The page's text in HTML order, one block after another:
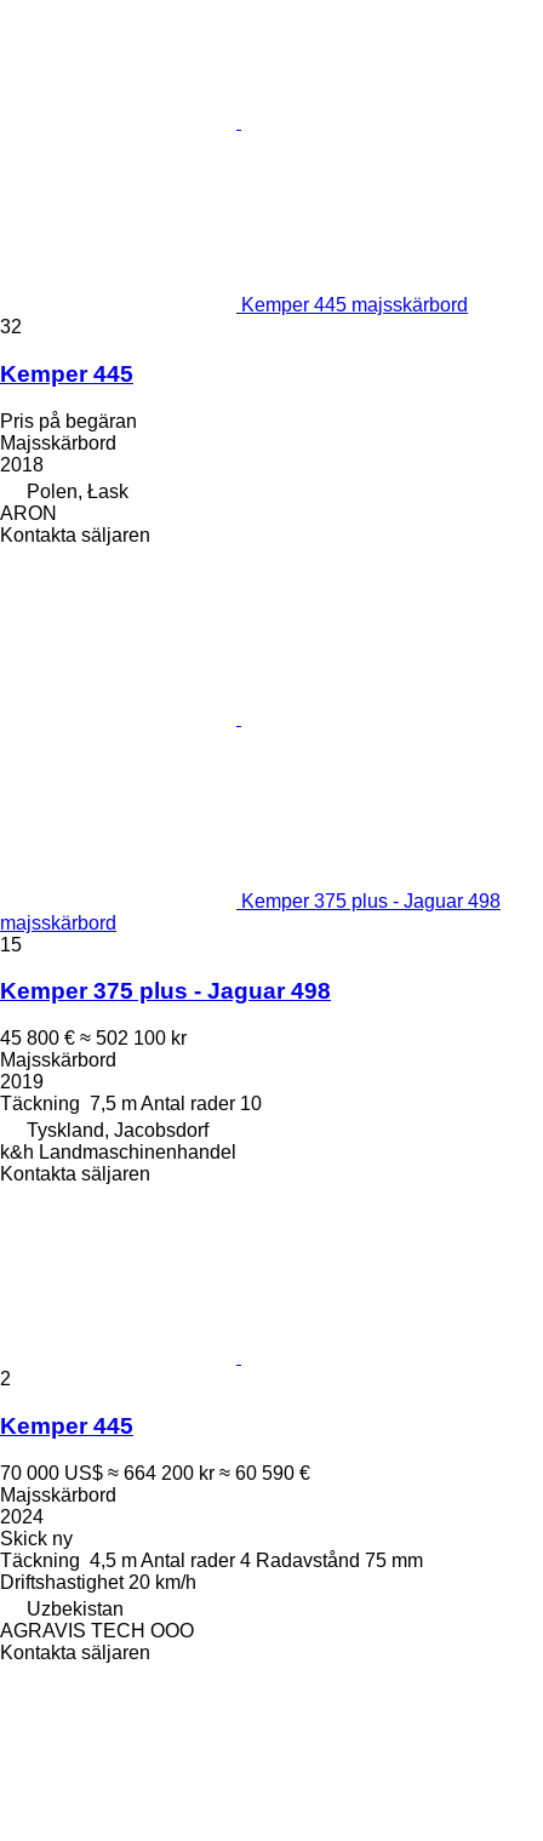
Kemper 445 majsskärbord
32
Kemper 445
Pris på begäran
Majsskärbord
2018
Polen, Łask
ARON
Kontakta säljaren
Kemper 375 plus - Jaguar 498
majsskärbord
15
Kemper 375 plus - Jaguar 498
45 800 € ≈ 502 100 kr
Majsskärbord
2019
Täckning 7,5 mAntal rader 10
Tyskland, Jacobsdorf
k&h Landmaschinenhandel
Kontakta säljaren
2
Kemper 445
70 000 US$ ≈ 664 200 kr ≈ 60 590 €
Majsskärbord
2024
Skick ny
Täckning 4,5 mAntal rader 4 Radavstånd 75 mm
Driftshastighet 20 km/h
Uzbekistan
AGRAVIS TECH OOO
Kontakta säljaren